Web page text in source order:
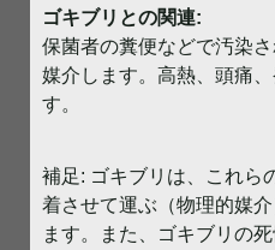
ゴキブリとの関連:
保菌者の糞便などで汚染
媒介します。高熱、頭痛
す。
補足: ゴキブリは、これら
着させて運ぶ（物理的媒
ます。また、ゴキブリの